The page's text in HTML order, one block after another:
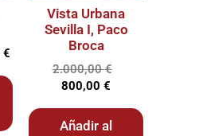
€
Vista Urbana
Sevilla I, Paco
Broca
2.000,00€
800,00 €
Añadir al